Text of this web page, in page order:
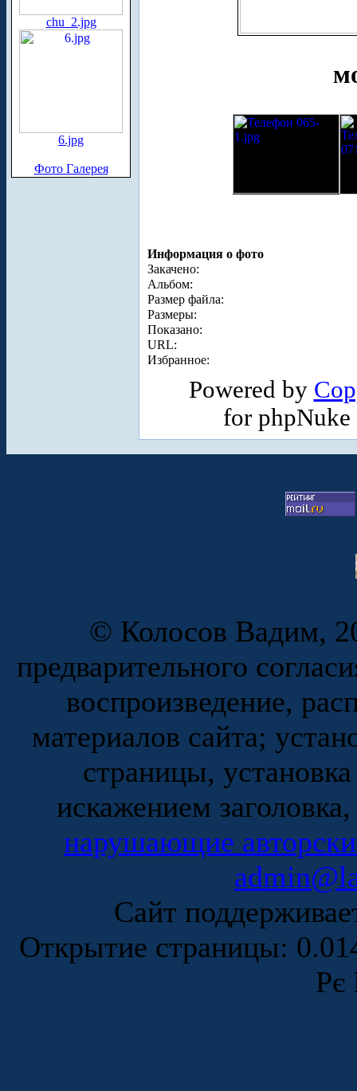
chu_2.jpg
6.jpg
Фото Галерея
Информация о фото
Закачено:
Альбом:
Размер файла:
Размеры:
Показано:
URL:
Избранное:
Powered by
for
© Колосов Вадим,
предварительного
воспроизведение,
материалов сайта;
страницы,
искажением
нарушающие
Сайт
Открытие страницы:
Рє